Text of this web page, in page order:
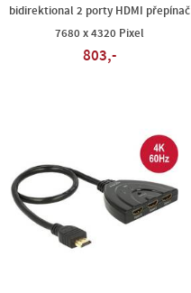
bidirektional 2 porty HDMI přepínač
7680 x 4320 Pixel
803,-